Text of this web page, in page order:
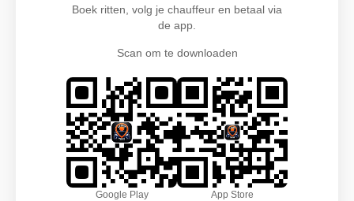
Boek ritten, volg je chauffeur en betaal via
de app.
Scan om te downloaden
Google Play App Store